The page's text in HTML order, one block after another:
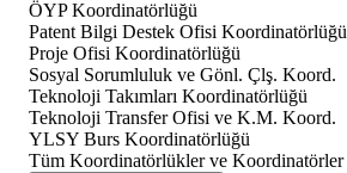
ÖYP Koordinatörlüğü
Patent Bilgi Destek Ofisi Koordinatörlüğü
Proje Ofisi Koordinatörlüğü
Sosyal Sorumluluk ve Gönl. Çlş. Koord.
Teknoloji Takımları Koordinatörlüğü
Teknoloji Transfer Ofisi ve K.M. Koord.
YLSY Burs Koordinatörlüğü
Tüm Koordinatörlükler ve Koordinatörler